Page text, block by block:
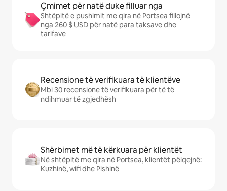
Çmimet për natë duke filluar nga
Shtëpitë e pushimit me qira në Portsea fillojnë
nga 260 $ USD për natë para taksave dhe
tarifave
Recensione të verifikuara të klientëve
Mbi 30 recensione të verifikuara për të të
ndihmuar të zgjedhësh
Shërbimet më të kërkuara për klientët
Në shtëpitë me qira në Portsea, klientët pëlqejnë:
Kuzhinë, wifi dhe Pishinë